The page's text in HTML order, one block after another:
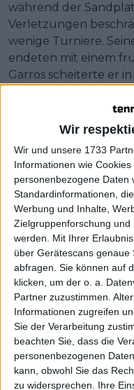
Wir
Wir und unsere 1733
Informationen wie
personenbezogene Daten
Standardinformationen,
Werbung und Inhalte,
Zielgruppenforschung
werden.
Mit Ihrer
über Gerätescans
abfragen. Sie können auf
klicken, um der o. a.
Partner zuzustimmen.
Informationen zugreifen
Sie der Verarbeitung
beachten Sie, dass die
personenbezogenen
kann, obwohl Sie das
zu widersprechen. Ihre
während der
Verletzungen
wenige Turniere.
endeten mit einem
Garros scheiterte er
der zweiten Runde
seinem letzten
Zandschulp aus
Weiterlesen
Könnte
sich zu
Trotz dieser
späteren Kämpfe
Karriere mit 92
Masters 1000-Titel.
die Nummer 1 der